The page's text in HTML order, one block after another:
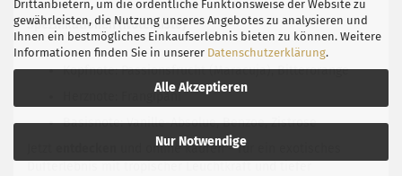
Drittanbietern, um die ordentliche Funktionsweise der Website zu
gewährleisten, die Nutzung unseres Angebotes zu analysieren und
Ihnen ein bestmögliches Einkaufserlebnis bieten zu können. Weitere
Informationen finden Sie in unserer Datenschutzerklärung.
Alle Akzeptieren
Nur Notwendige
Spezifikationen (Notenliste)
Kopfnote: Passionsfrucht (Maracuja), Bitterorange
Herznote: Frangipani
Basisnote: Vanille-Absolue, Benzoe, Zistrose
und online kaufen – für ein exotisches